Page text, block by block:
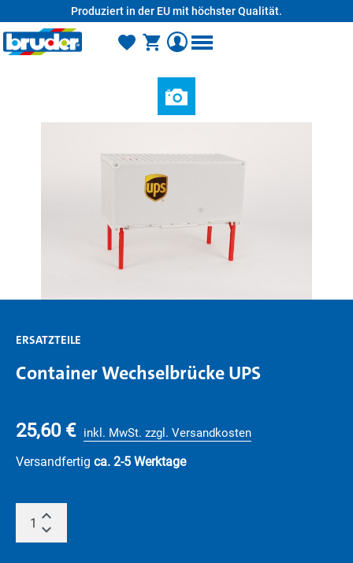
Produziert in der EU mit höchster Qualität.
ERSATZTEILE
Container Wechselbrücke UPS
25,60 € inkl. MwSt. zzgl. Versandkosten
Versandfertig ca. 2-5 Werktage